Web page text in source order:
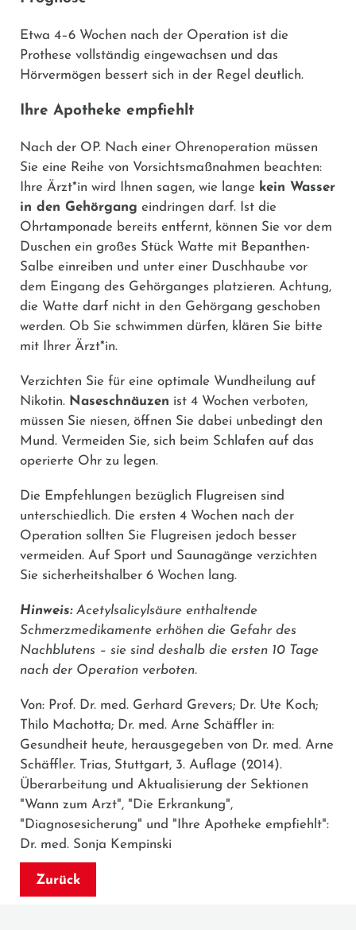
Etwa 4–6 Wochen nach der Operation ist die
Prothese vollständig eingewachsen und das
Hörvermögen bessert sich in der Regel deutlich.
Ihre Apotheke empfiehlt
Nach der OP. Nach einer Ohrenoperation müssen
Sie eine Reihe von Vorsichtsmaßnahmen beachten:
Ihre Ärzt*in wird Ihnen sagen, wie lange kein Wasser
in den Gehörgang eindringen darf. Ist die
Ohrtamponade bereits entfernt, können Sie vor dem
Duschen ein großes Stück Watte mit Bepanthen-
Salbe einreiben und unter einer Duschhaube vor
dem Eingang des Gehörganges platzieren. Achtung,
die Watte darf nicht in den Gehörgang geschoben
werden. Ob Sie schwimmen dürfen, klären Sie bitte
mit Ihrer Ärzt*in.
Verzichten Sie für eine optimale Wundheilung auf
Nikotin. Naseschnäuzen ist 4 Wochen verboten,
müssen Sie niesen, öffnen Sie dabei unbedingt den
Mund. Vermeiden Sie, sich beim Schlafen auf das
operierte Ohr zu legen.
Die Empfehlungen bezüglich Flugreisen sind
unterschiedlich. Die ersten 4 Wochen nach der
Operation sollten Sie Flugreisen jedoch besser
vermeiden. Auf Sport und Saunagänge verzichten
Sie sicherheitshalber 6 Wochen lang.
Hinweis: Acetylsalicylsäure enthaltende
Schmerzmedikamente erhöhen die Gefahr des
Nachblutens – sie sind deshalb die ersten 10 Tage
nach der Operation verboten.
Von: Prof. Dr. med. Gerhard Grevers; Dr. Ute Koch;
Thilo Machotta; Dr. med. Arne Schäffler in:
Gesundheit heute, herausgegeben von Dr. med. Arne
Schäffler. Trias, Stuttgart, 3. Auflage (2014).
Überarbeitung und Aktualisierung der Sektionen
"Wann zum Arzt", "Die Erkrankung",
"Diagnosesicherung" und "Ihre Apotheke empfiehlt":
Dr. med. Sonja Kempinski
Zurück